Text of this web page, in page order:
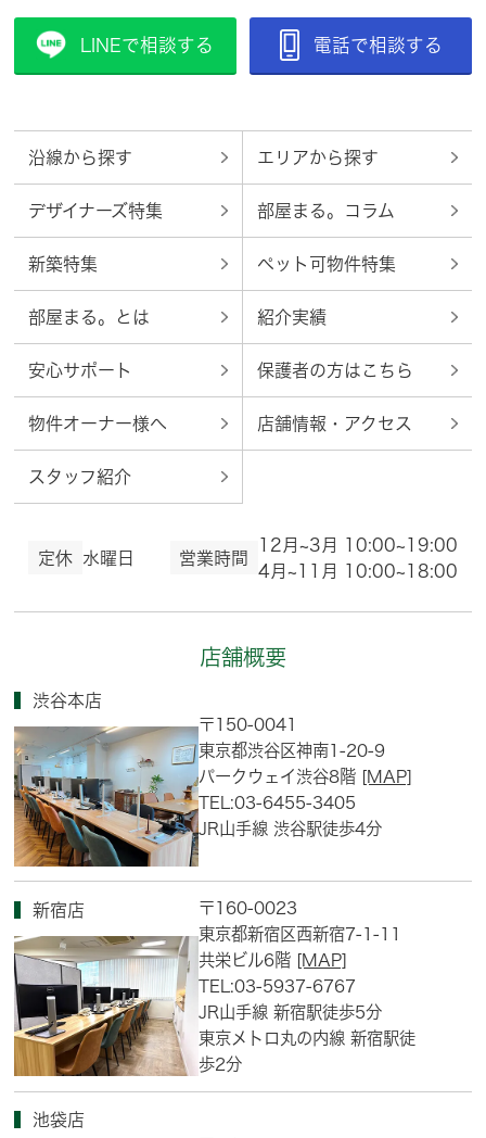
LINEで相談する 電話で相談する
沿線から探す エリアから探す
デザイナーズ特集 部屋まる。コラム
新築特集 ペット可物件特集
部屋まる。とは 紹介実績
安心サポート 保護者の方はこちら
物件オーナー様へ 店舗情報・アクセス
スタッフ紹介
定休 水曜日 営業時間
12月~3月 10:00~19:00
4月~11月 10:00~18:00
店舗概要
渋谷本店
〒150-0041
東京都渋谷区神南1-20-9
パークウェイ渋谷8階 [MAP]
TEL:03-6455-3405
JR山手線 渋谷駅徒歩4分
新宿店
〒160-0023
東京都新宿区西新宿7-1-11
共栄ビル6階 [MAP]
TEL:03-5937-6767
JR山手線 新宿駅徒歩5分
東京メトロ丸の内線 新宿駅徒
歩2分
池袋店